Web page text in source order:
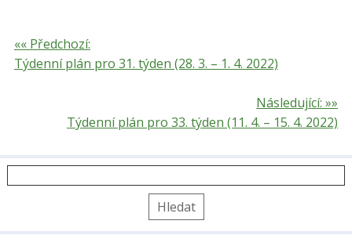
«« Předchozí:
Týdenní plán pro 31. týden (28. 3. – 1. 4. 2022)
Následující: »»
Týdenní plán pro 33. týden (11. 4. – 15. 4. 2022)